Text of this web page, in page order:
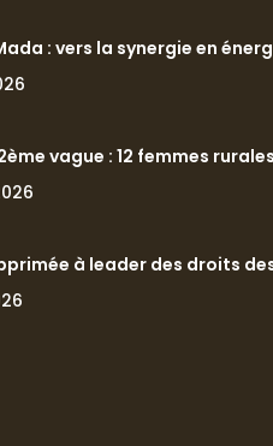
: vers la synergie en
vague : 12 femmes
à leader des droits